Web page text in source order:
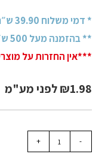
* דמי משלוח 39.90 ש״ח + מע״מ
** בהזמנה מעל 500 ש״ח + מע״מ - משלוח חינם!
***אין החזרות על
₪1.98 לפני מע"מ
-
+